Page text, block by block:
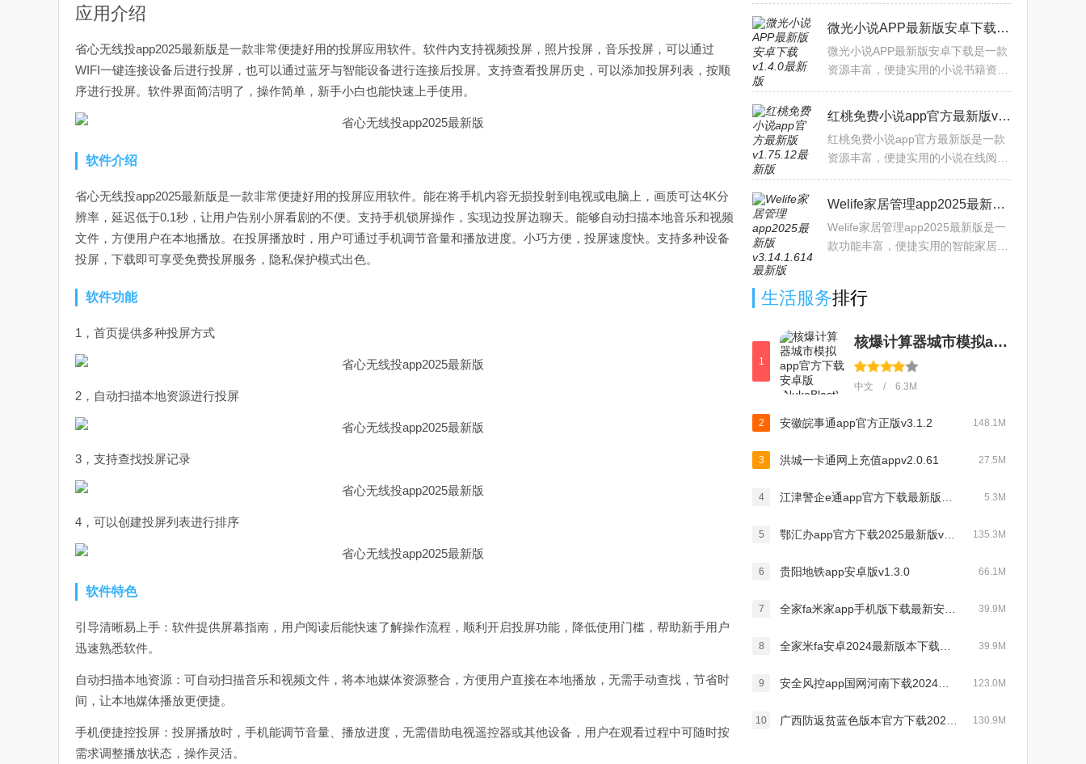
应用介绍
省心无线投app2025最新版是一款非常便捷好用的投屏应用软件。软件内支持视频投屏，照片投屏，音乐投屏，可以通过
WIFI一键连接设备后进行投屏，也可以通过蓝牙与智能设备进行连接后投屏。支持查看投屏历史，可以添加投屏列表，按顺
序进行投屏。软件界面简洁明了，操作简单，新手小白也能快速上手使用。
软件介绍
省心无线投app2025最新版是一款非常便捷好用的投屏应用软件。能在将手机内容无损投射到电视或电脑上，画质可达4K分
辨率，延迟低于0.1秒，让用户告别小屏看剧的不便。支持手机锁屏操作，实现边投屏边聊天。能够自动扫描本地音乐和视频
文件，方便用户在本地播放。在投屏播放时，用户可通过手机调节音量和播放进度。小巧方便，投屏速度快。支持多种设备
投屏，下载即可享受免费投屏服务，隐私保护模式出色。
软件功能
1，首页提供多种投屏方式
2，自动扫描本地资源进行投屏
3，支持查找投屏记录
4，可以创建投屏列表进行排序
软件特色
引导清晰易上手：软件提供屏幕指南，用户阅读后能快速了解操作流程，顺利开启投屏功能，降低使用门槛，帮助新手用户
迅速熟悉软件。
自动扫描本地资源：可自动扫描音乐和视频文件，将本地媒体资源整合，方便用户直接在本地播放，无需手动查找，节省时
间，让本地媒体播放更便捷。
手机便捷控投屏：投屏播放时，手机能调节音量、播放进度，无需借助电视遥控器或其他设备，用户在观看过程中可随时按
需求调整播放状态，操作灵活。
景，包含礼貌用语，日常常用，生活
用于，情感表达，时间天气，
微光小说APP最新版安卓下载v1.4.0最新版
微光小说APP最新版安卓下载是一款
资源丰富，便捷实用的小说书籍资源
籍，听书，漫画资源。包含言情、科
幻、武侠、都市、悬疑等多
红桃免费小说app官方最新版v1.75.12最新版
红桃免费小说app官方最新版是一款
资源丰富，便捷实用的小说在线阅读
日更新精选推荐内容，包含多种分
类。人气榜，最热榜，完结榜
Welife家居管理app2025最新版v3.14.1.614最新版
Welife家居管理app2025最新版是一
款功能丰富，便捷实用的智能家居管
机，TV电视机，照明设备，插
生活服务排行
1
核爆计算器城市模拟app官方下载安卓版(NukeBlast)v1.6.1手机版
中文 / 6.3M
2 安徽皖事通app官方正版v3.1.2 148.1M
3 洪城一卡通网上充值appv2.0.61 27.5M
4 5.3M
5 135.3M
6 贵阳地铁app安卓版v1.3.0 66.1M
7 39.9M
8 39.9M
9 123.0M
10 130.9M